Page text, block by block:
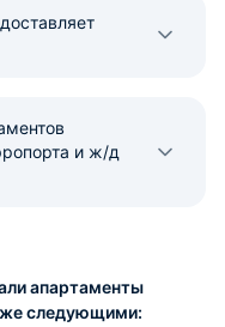
и ж/д
апартаменты
следующими: